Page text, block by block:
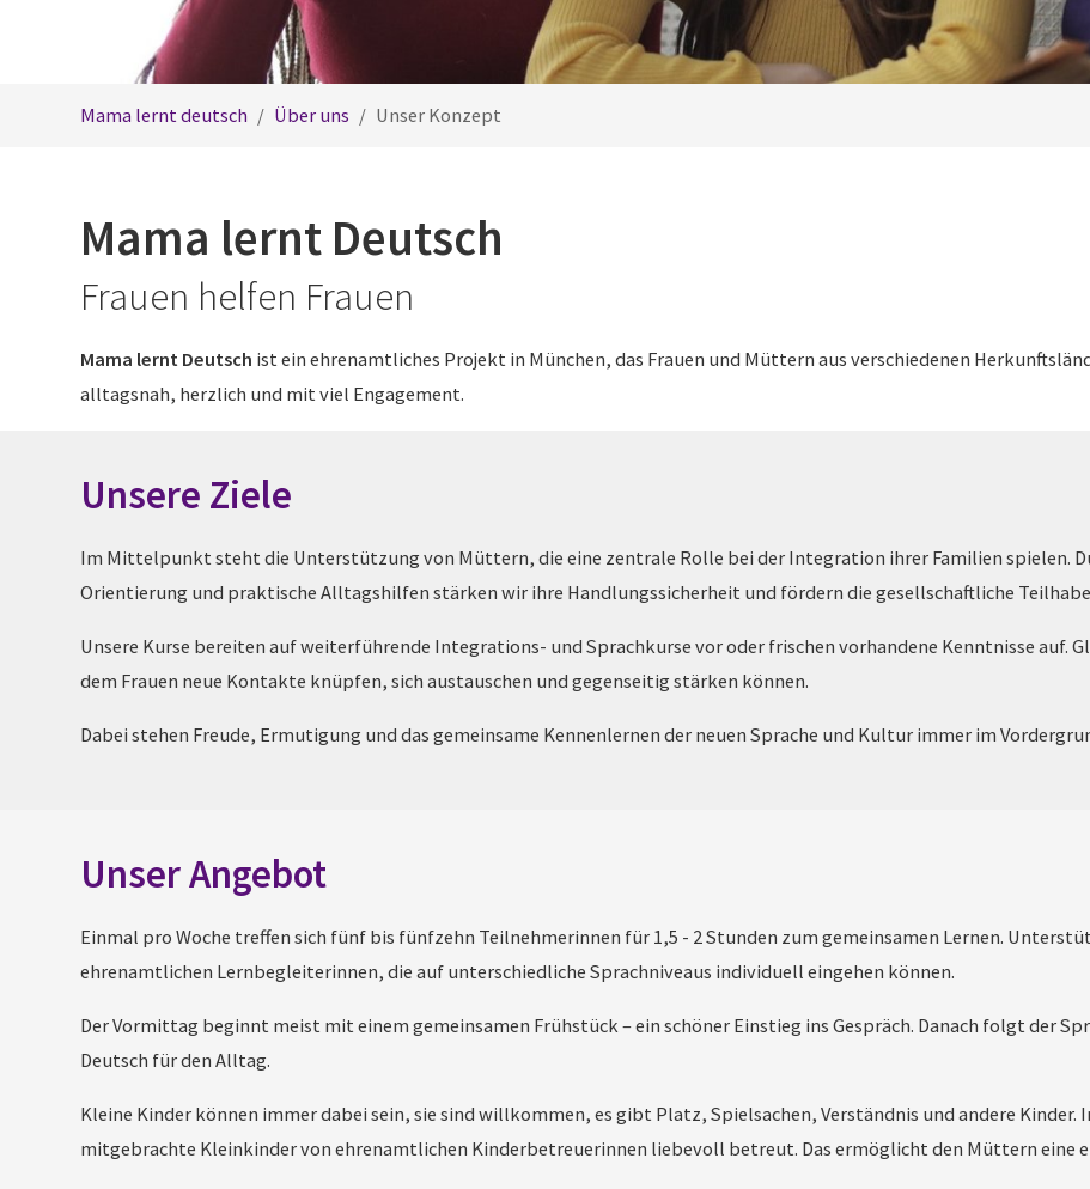
Mama lernt deutsch Über uns Unser Konzept
Mama lernt Deutsch
Frauen helfen Frauen
Mama lernt Deutsch ist ein ehrenamtliches Projekt in München, das Frauen und Müttern aus verschiedenen
alltagsnah, herzlich und mit viel Engagement.
Unsere Ziele
Im Mittelpunkt steht die Unterstützung von Müttern, die eine zentrale Rolle bei der Integration ihrer Familien spielen.
Orientierung und praktische Alltagshilfen stärken wir ihre Handlungssicherheit und fördern die gesellschaftliche
Unsere Kurse bereiten auf weiterführende Integrations- und Sprachkurse vor oder frischen vorhandene Kenntnisse auf.
dem Frauen neue Kontakte knüpfen, sich austauschen und gegenseitig stärken können.
Dabei stehen Freude, Ermutigung und das gemeinsame Kennenlernen der neuen Sprache und Kultur immer im
Unser Angebot
Einmal pro Woche treffen sich fünf bis fünfzehn Teilnehmerinnen für 1,5 - 2 Stunden zum gemeinsamen Lernen.
ehrenamtlichen Lernbegleiterinnen, die auf unterschiedliche Sprachniveaus individuell eingehen können.
Der Vormittag beginnt meist mit einem gemeinsamen Frühstück – ein schöner Einstieg ins Gespräch. Danach folgt der
Deutsch für den Alltag.
Kleine Kinder können immer dabei sein, sie sind willkommen, es gibt Platz, Spielsachen, Verständnis und andere Kinder.
mitgebrachte Kleinkinder von ehrenamtlichen Kinderbetreuerinnen liebevoll betreut. Das ermöglicht den Müttern eine